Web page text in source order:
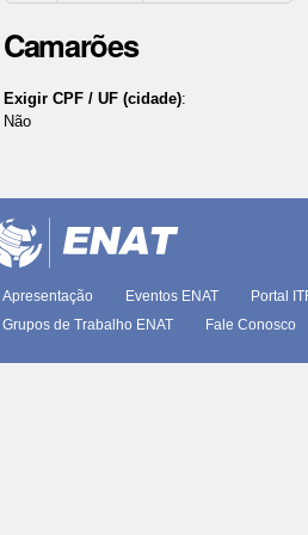
Camarões
Exigir CPF / UF (cidade):
Não
documento
Apresentação Eventos ENAT Portal
Grupos de Trabalho ENAT
Fale Conosco